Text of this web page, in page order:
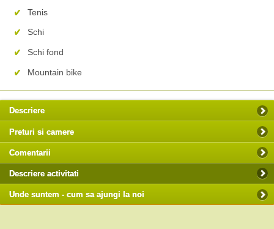
Tenis
Schi
Schi fond
Mountain bike
Descriere
Preturi si camere
Comentarii
Descriere activitati
Unde suntem - cum sa ajungi la noi